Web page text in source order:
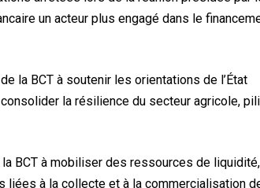
un acteur plus engagé dans le
la BCT à soutenir les orientations de l’État
la résilience du secteur agricole,
BCT à mobiliser des ressources de liquidité,
liées à la collecte et à la commercialisation